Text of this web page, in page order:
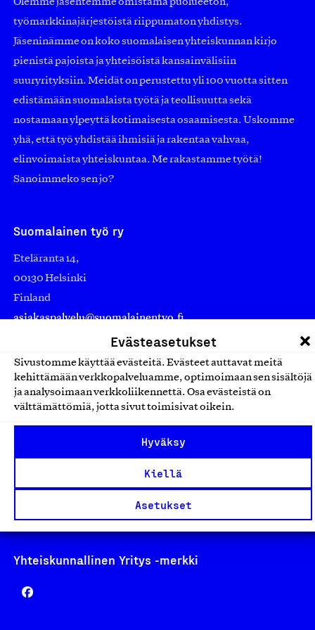
Evästeasetukset
Sivustomme käyttää evästeitä. Evästeet auttavat meitä
kehittämään verkkopalveluamme, optimoimaan sen sisältöjä
ja analysoimaan verkkoliikennettä. Osa evästeistä on
välttämättömiä, jotta sivut toimisivat oikein.
Hyväksy
Kiellä
Asetukset
Olemme jäsentemme omistama puolueeton,
työmarkkinajärjestöistä riippumaton yhdistys.
Jäseninämme on koko suomalaisen yhteiskunnan kirjo
pienistä pajoista ja yhteisöistä kansainvälisiin
suuryrityksiin. Meidät on perustettu yli 100 vuotta sitten
edistämään suomalaista työtä ja teollisuutta sekä
nostamaan ylpeyttä kotimaisesta osaamisesta. Uskomme
yhä, että työ yhdistää ihmisiä ja rakentaa vahvaa,
elinvoimaista yhteiskuntaa. Me rakastamme työtä!
Sanoimmeko sen jo?
Suomalainen työ ry
Eteläranta 14,
00130 Helsinki
Finland
asiakaspalvelu@suomalainentyo.fi
laskutus@suomalainentyo.fi
Avainlippu
Design From Finland
Yhteiskunnallinen Yritys -merkki